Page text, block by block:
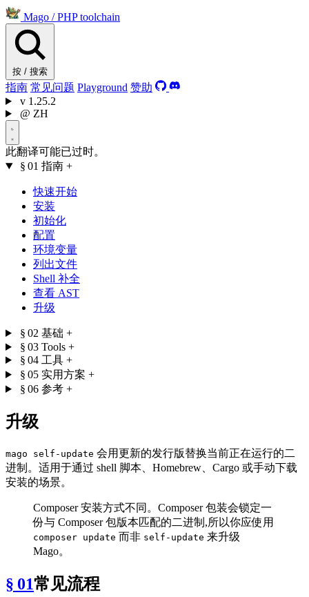
Mago / PHP toolchain
按 / 搜索
指南 常见问题 Playground 赞助
v 1.25.2
@ ZH
此翻译可能已过时。
§ 01 指南 +
快速开始
安装
初始化
配置
环境变量
列出文件
Shell 补全
查看 AST
升级
§ 02 基础 +
§ 03 Tools +
§ 04 工具 +
§ 05 实用方案 +
§ 06 参考 +
升级
mago self-update 会用更新的发行版替换当前正在运行的二
进制。适用于通过 shell 脚本、Homebrew、Cargo 或手动下载
安装的场景。
Composer 安装方式不同。Composer 包装会锁定一
份与 Composer 包版本匹配的二进制,所以你应使用
composer update 而非 self-update 来升级
Mago。
§ 01常见流程